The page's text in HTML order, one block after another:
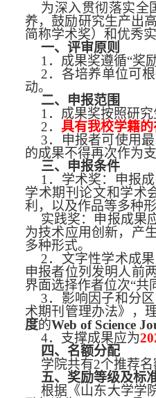
为深入贯彻落实全
养，鼓励研究生产出
简称学术奖）和优秀
一、评审原则
1 ．成果奖遵循“奖
2．各培养单位可
动。
二、申报范围
1 ．成果奖按照研究
2． 具有我校学籍
3．申报者可使用
的成果不得再次作为
三、申报条件
1 ．学术奖：申报
学术期刊论文和学术
利，以及作品等多种
实践奖：申报成果
为技术应用创新，产
多种形式。
2．文字性学术成
申报者位列发明人前
界面选择作者位次“共
3．影响因子和分
术期刊管理办法》，
度的Web of Science
4．支撑成果应为
四、名额分配
学院共有2个推荐名
五、奖励等级及标
根据《山东大学学